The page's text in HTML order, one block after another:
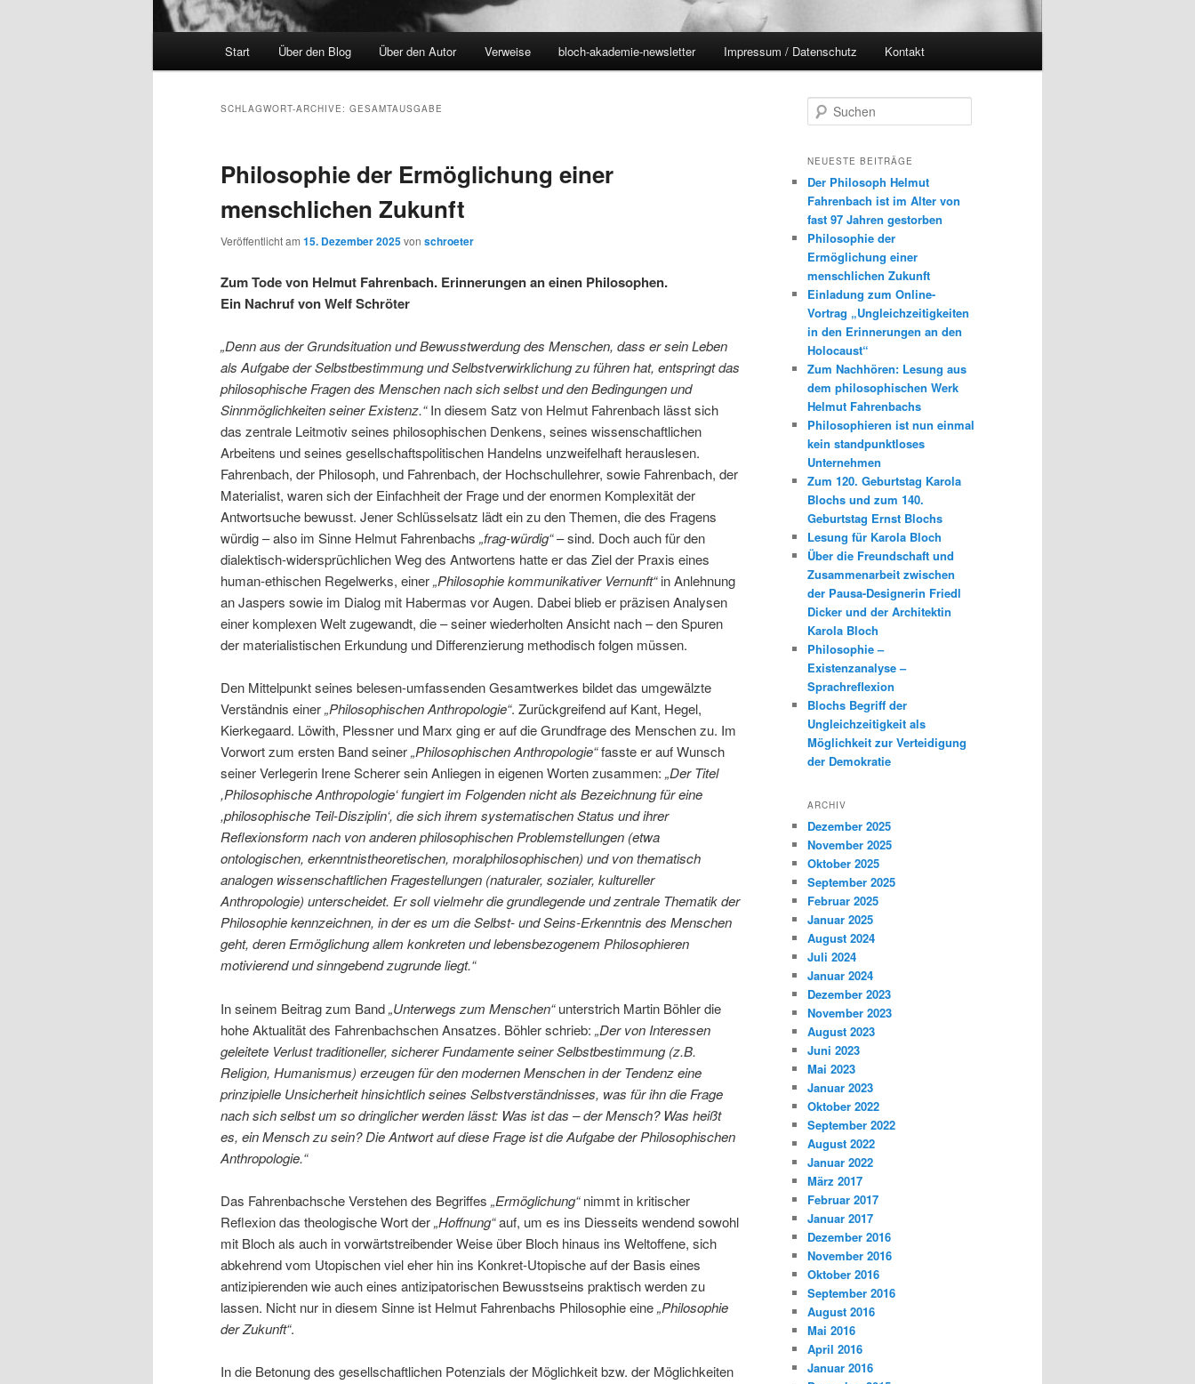
Start Über den Blog Über den Autor Verweise bloch-akademie-newsletter Impressum / Datenschutz Kontakt
SCHLAGWORT-ARCHIVE: GESAMTAUSGABE
Philosophie der Ermöglichung einer
menschlichen Zukunft
Veröffentlicht am 15. Dezember 2025von schroeter
Zum Tode von Helmut Fahrenbach. Erinnerungen an einen Philosophen.
Ein Nachruf von Welf Schröter
„Denn aus der Grundsituation und Bewusstwerdung des Menschen, dass er sein Leben
als Aufgabe der Selbstbestimmung und Selbstverwirklichung zu führen hat, entspringt das
philosophische Fragen des Menschen nach sich selbst und den Bedingungen und
Sinnmöglichkeiten seiner Existenz.“In diesem Satz von Helmut Fahrenbach lässt sich
das zentrale Leitmotiv seines philosophischen Denkens, seines wissenschaftlichen
Arbeitens und seines gesellschaftspolitischen Handelns unzweifelhaft herauslesen.
Fahrenbach, der Philosoph, und Fahrenbach, der Hochschullehrer, sowie Fahrenbach, der
Materialist, waren sich der Einfachheit der Frage und der enormen Komplexität der
Antwortsuche bewusst. Jener Schlüsselsatz lädt ein zu den Themen, die des Fragens
würdig – also im Sinne Helmut Fahrenbachs „frag-würdig“– sind. Doch auch für den
dialektisch-widersprüchlichen Weg des Antwortens hatte er das Ziel der Praxis eines
human-ethischen Regelwerks, einer„Philosophie kommunikativer Vernunft“in Anlehnung
an Jaspers sowie im Dialog mit Habermas vor Augen. Dabei blieb er präzisen Analysen
einer komplexen Welt zugewandt, die – seiner wiederholten Ansicht nach – den Spuren
der materialistischen Erkundung und Differenzierung methodisch folgen müssen.
Den Mittelpunkt seines belesen-umfassenden Gesamtwerkes bildet das umgewälzte
Verständnis einer„Philosophischen Anthropologie“. Zurückgreifend auf Kant, Hegel,
Kierkegaard. Löwith, Plessner und Marx ging er auf die Grundfrage des Menschen zu. Im
Vorwort zum ersten Band seiner„Philosophischen Anthropologie“fasste er auf Wunsch
seiner Verlegerin Irene Scherer sein Anliegen in eigenen Worten zusammen: „Der Titel
,Philosophische Anthropologie‘ fungiert im Folgenden nicht als Bezeichnung für eine
,philosophische Teil-Disziplin‘, die sich ihrem systematischen Status und ihrer
Reflexionsform nach von anderen philosophischen Problemstellungen (etwa
ontologischen, erkenntnistheoretischen, moralphilosophischen) und von thematisch
analogen wissenschaftlichen Fragestellungen (naturaler, sozialer, kultureller
Anthropologie) unterscheidet. Er soll vielmehr die grundlegende und zentrale Thematik der
Philosophie kennzeichnen, in der es um die Selbst- und Seins-Erkenntnis des Menschen
geht, deren Ermöglichung allem konkreten und lebensbezogenem Philosophieren
motivierend und sinngebend zugrunde liegt.“
In seinem Beitrag zum Band„Unterwegs zum Menschen“unterstrich Martin Böhler die
hohe Aktualität des Fahrenbachschen Ansatzes. Böhler schrieb: „Der von Interessen
geleitete Verlust traditioneller, sicherer Fundamente seiner Selbstbestimmung (z.B.
Religion, Humanismus) erzeugen für den modernen Menschen in der Tendenz eine
prinzipielle Unsicherheit hinsichtlich seines Selbstverständnisses, was für ihn die Frage
nach sich selbst um so dringlicher werden lässt: Was ist das – der Mensch? Was heißt
es, ein Mensch zu sein? Die Antwort auf diese Frage ist die Aufgabe der Philosophischen
Anthropologie.“
Das Fahrenbachsche Verstehen des Begriffes „Ermöglichung“nimmt in kritischer
Reflexion das theologische Wort der„Hoffnung“auf, um es ins Diesseits wendend sowohl
mit Bloch als auch in vorwärtstreibender Weise über Bloch hinaus ins Weltoffene, sich
abkehrend vom Utopischen viel eher hin ins Konkret-Utopische auf der Basis eines
antizipierenden wie auch eines antizipatorischen Bewusstseins praktisch werden zu
lassen. Nicht nur in diesem Sinne ist Helmut Fahrenbachs Philosophie eine„Philosophie
der Zukunft“.
In die Betonung des gesellschaftlichen Potenzials der Möglichkeit bzw. der Möglichkeiten
u
h
n
NEUESTE BEITRÄGE
Der Philosoph Helmut
Fahrenbach ist im Alter von
fast 97 Jahren gestorben
Philosophie der
Ermöglichung einer
menschlichen Zukunft
Einladung zum Online-
Vortrag „Ungleichzeitigkeiten
in den Erinnerungen an den
Holocaust“
Zum Nachhören: Lesung aus
dem philosophischen Werk
Helmut Fahrenbachs
Philosophieren ist nun einmal
kein standpunktloses
Unternehmen
Zum 120. Geburtstag Karola
Blochs und zum 140.
Geburtstag Ernst Blochs
Lesung für Karola Bloch
Über die Freundschaft und
Zusammenarbeit zwischen
der Pausa-Designerin Friedl
Dicker und der Architektin
Karola Bloch
Philosophie –
Existenzanalyse –
Sprachreflexion
Blochs Begriff der
Ungleichzeitigkeit als
Möglichkeit zur Verteidigung
der Demokratie
ARCHIV
Dezember 2025
November 2025
Oktober 2025
September 2025
Februar 2025
Januar 2025
August 2024
Juli 2024
Januar 2024
Dezember 2023
November 2023
August 2023
Juni 2023
Mai 2023
Januar 2023
Oktober 2022
September 2022
August 2022
Januar 2022
März 2017
Februar 2017
Januar 2017
Dezember 2016
November 2016
Oktober 2016
September 2016
August 2016
Mai 2016
April 2016
Januar 2016